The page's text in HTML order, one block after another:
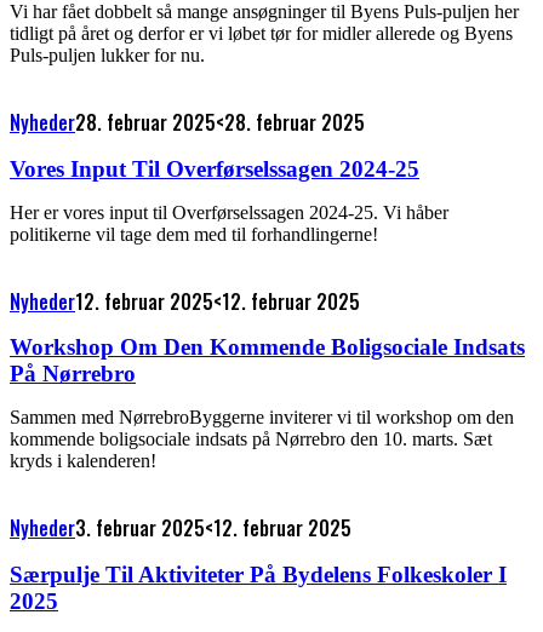
Vi har fået dobbelt så mange ansøgninger til Byens Puls-puljen her
tidligt på året og derfor er vi løbet tør for midler allerede og Byens
Puls-puljen lukker for nu.
Nyheder28. februar 2025<28. februar 2025
Vores Input Til Overførselssagen 2024-25
Her er vores input til Overførselssagen 2024-25. Vi håber
politikerne vil tage dem med til forhandlingerne!
Nyheder12. februar 2025<12. februar 2025
Workshop Om Den Kommende Boligsociale Indsats
På Nørrebro
Sammen med NørrebroByggerne inviterer vi til workshop om den
kommende boligsociale indsats på Nørrebro den 10. marts. Sæt
kryds i kalenderen!
Nyheder3. februar 2025<12. februar 2025
Særpulje Til Aktiviteter På Bydelens Folkeskoler I
2025